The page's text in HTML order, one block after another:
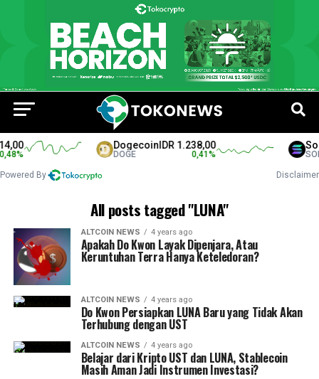
%
DogecoinIDR 1.238,00
DOGE 0,41% SOL
Powered By Disclaimer
All posts tagged "LUNA"
ALTCOIN NEWS 4 years ago
Apakah Do Kwon Layak Dipenjara, Atau
Keruntuhan Terra Hanya Keteledoran?
ALTCOIN NEWS 4 years ago
Do Kwon Persiapkan LUNA Baru yang Tidak Akan
Terhubung dengan UST
ALTCOIN NEWS 4 years ago
Belajar dari Kripto UST dan LUNA, Stablecoin
Masih Aman Jadi Instrumen Investasi?